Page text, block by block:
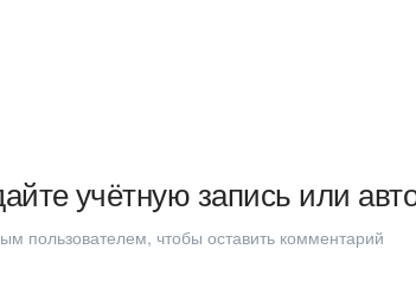
учётную запись или
пользователем, чтобы оставить комментарий